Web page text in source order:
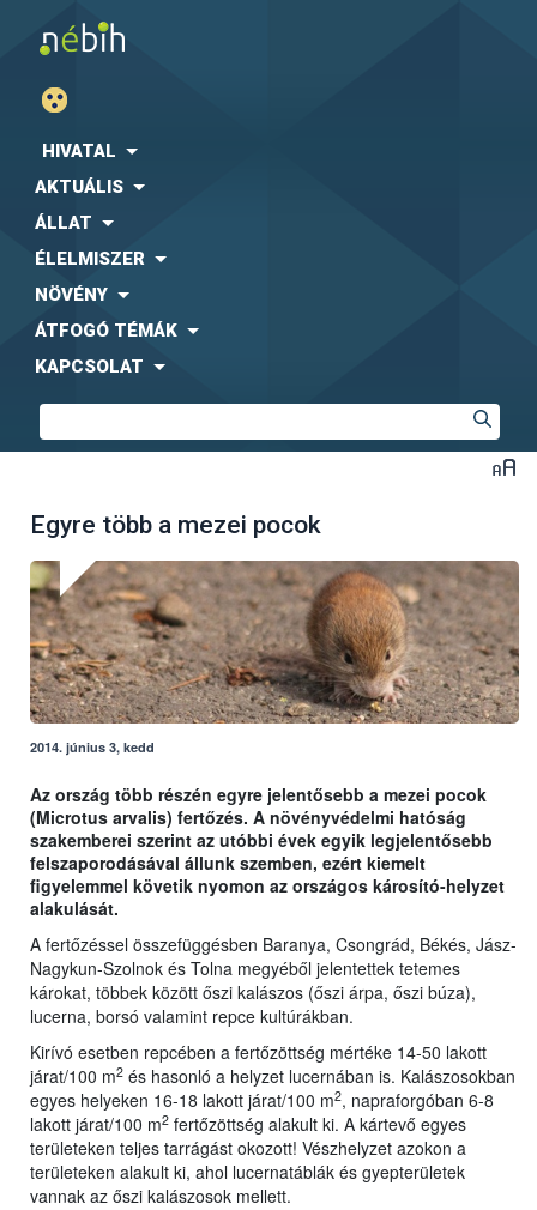
HIVATAL
AKTUÁLIS
ÁLLAT
ÉLELMISZER
NÖVÉNY
ÁTFOGÓ TÉMÁK
KAPCSOLAT
Egyre több a mezei pocok
2014. június 3, kedd
Az ország több részén egyre jelentősebb a mezei pocok
(Microtus arvalis) fertőzés. A növényvédelmi hatóság
szakemberei szerint az utóbbi évek egyik legjelentősebb
felszaporodásával állunk szemben, ezért kiemelt
figyelemmel követik nyomon az országos károsító-helyzet
alakulását.
A fertőzéssel összefüggésben Baranya, Csongrád, Békés, Jász-
Nagykun-Szolnok és Tolna megyéből jelentettek tetemes
károkat, többek között őszi kalászos (őszi árpa, őszi búza),
lucerna, borsó valamint repce kultúrákban.
Kirívó esetben repcében a fertőzöttség mértéke 14-50 lakott
járat/100 m2 és hasonló a helyzet lucernában is. Kalászosokban
egyes helyeken 16-18 lakott járat/100 m2, napraforgóban 6-8
lakott járat/100 m2 fertőzöttség alakult ki. A kártevő egyes
területeken teljes tarrágást okozott! Vészhelyzet azokon a
területeken alakult ki, ahol lucernatáblák és gyepterületek
vannak az őszi kalászosok mellett.